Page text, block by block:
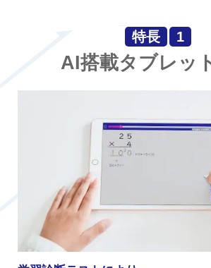
特長 1
AI搭載タブレッ